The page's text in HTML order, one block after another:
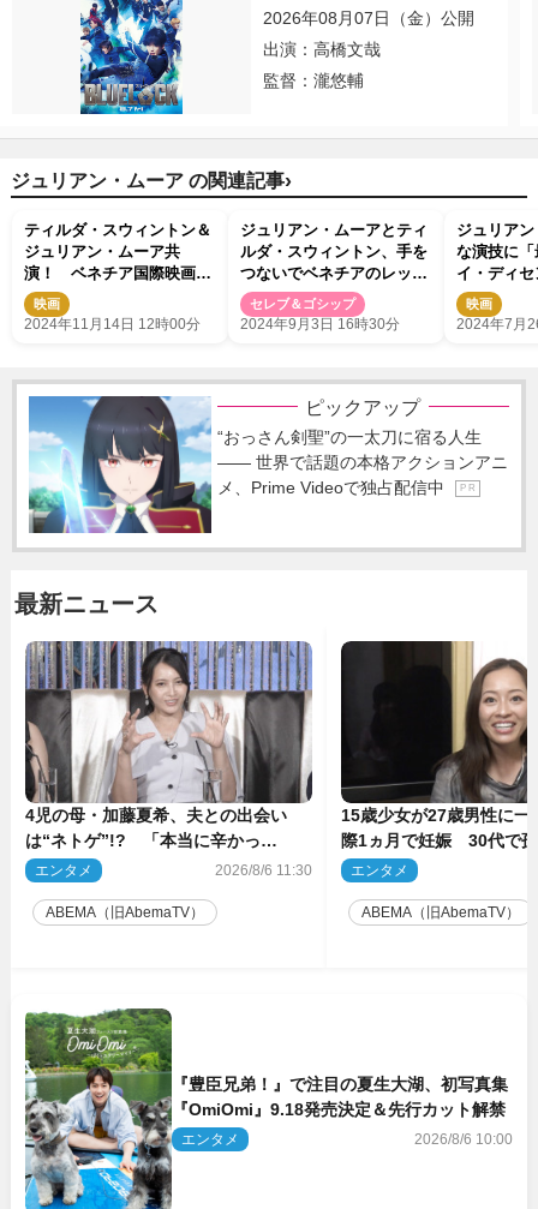
2026年08月07日（金）公開
出演：高橋文哉
監督：瀧悠輔
ジュリアン・ムーア の関連記事›
ティルダ・スウィントン＆
ジュリアン・ムーア共
演！ ベネチア国際映画
祭“金獅子賞”受賞作『ザ・
ルーム・ネクスト・ドア』
映画
2024年11月14日 12時00分
ジュリアン・ムーアとティ
ルダ・スウィントン、手を
つないでベネチアのレット
カーペットに降臨
セレブ＆ゴシップ
2024年9月3日 16時30分
ジュリア
な演技に
イ・ディ
ヒリ”シー
語る映像公
映画
2024年7月
ピックアップ
“おっさん剣聖”の一太刀に宿る人生
―― 世界で話題の本格アクションアニ
メ、Prime Videoで独占配信中
P R
最新ニュース
4児の母・加藤夏希、夫との出会い
は“ネトゲ”!? 「本当に辛かっ
た」“極寒プロポーズ”も告白
エンタメ 2026/8/6 11:30
ABEMA（旧AbemaTV）
15歳少女が27歳男性に
際1ヵ月で妊娠 30代で
の衝撃半生
エンタメ
ABEMA（旧AbemaTV）
『豊臣兄弟！』で注目の夏生大湖、初写真集
『OmiOmi』9.18発売決定＆先行カット解禁
エンタメ 2026/8/6 10:00